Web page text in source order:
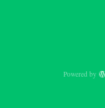
Powered by